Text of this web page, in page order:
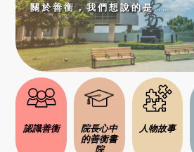
關於善衡，我們想說的是……
認識善衡
院長心中
的善衡書
院
人物故事